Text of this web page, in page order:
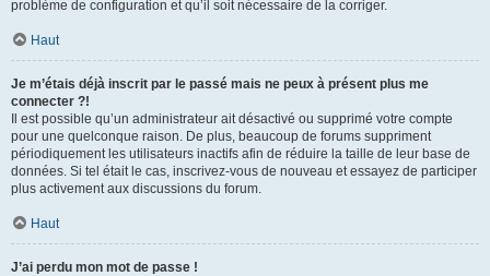
problème de configuration et qu’il soit nécessaire de la corriger.
Haut
Je m’étais déjà inscrit par le passé mais ne peux à présent plus me
connecter ?!
Il est possible qu’un administrateur ait désactivé ou supprimé votre compte
pour une quelconque raison. De plus, beaucoup de forums suppriment
périodiquement les utilisateurs inactifs afin de réduire la taille de leur base de
données. Si tel était le cas, inscrivez-vous de nouveau et essayez de participer
plus activement aux discussions du forum.
Haut
J’ai perdu mon mot de passe !